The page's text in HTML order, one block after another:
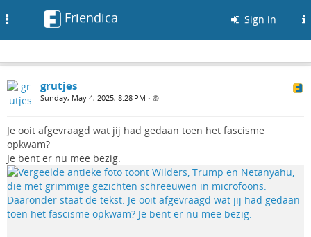
Friendica Sign in
grutjes
Sunday, May 4, 2025, 8:28 PM •
Je ooit afgevraagd wat jij had gedaan toen het fascisme
opkwam?
Je bent er nu mee bezig.